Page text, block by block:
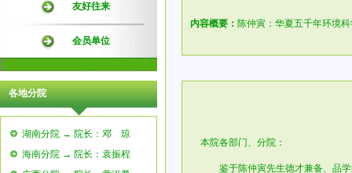
友好往来
会员单位
各地分院
湖南分院 → 院长：邓 琼
海南分院 → 院长：袁振程
内容概要： 陈仲寅：华夏五千年环境
本院各部门、分院：
鉴于陈仲寅先生德才兼备、品学